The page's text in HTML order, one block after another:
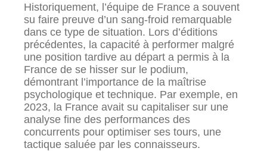
Historiquement, l’équipe de France a souvent
su faire preuve d’un sang-froid remarquable
dans ce type de situation. Lors d’éditions
précédentes, la capacité à performer malgré
une position tardive au départ a permis à la
France de se hisser sur le podium,
démontrant l’importance de la maîtrise
psychologique et technique. Par exemple, en
2023, la France avait su capitaliser sur une
analyse fine des performances des
concurrents pour optimiser ses tours, une
tactique saluée par les connaisseurs.